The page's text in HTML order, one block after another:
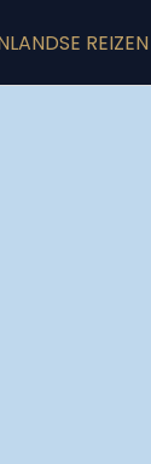
REIZEN